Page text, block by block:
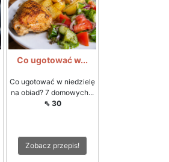
Co ugotować w...
Co ugotować w niedzielę
na obiad? 7 domowych...
⇖ 30
Zobacz przepis!